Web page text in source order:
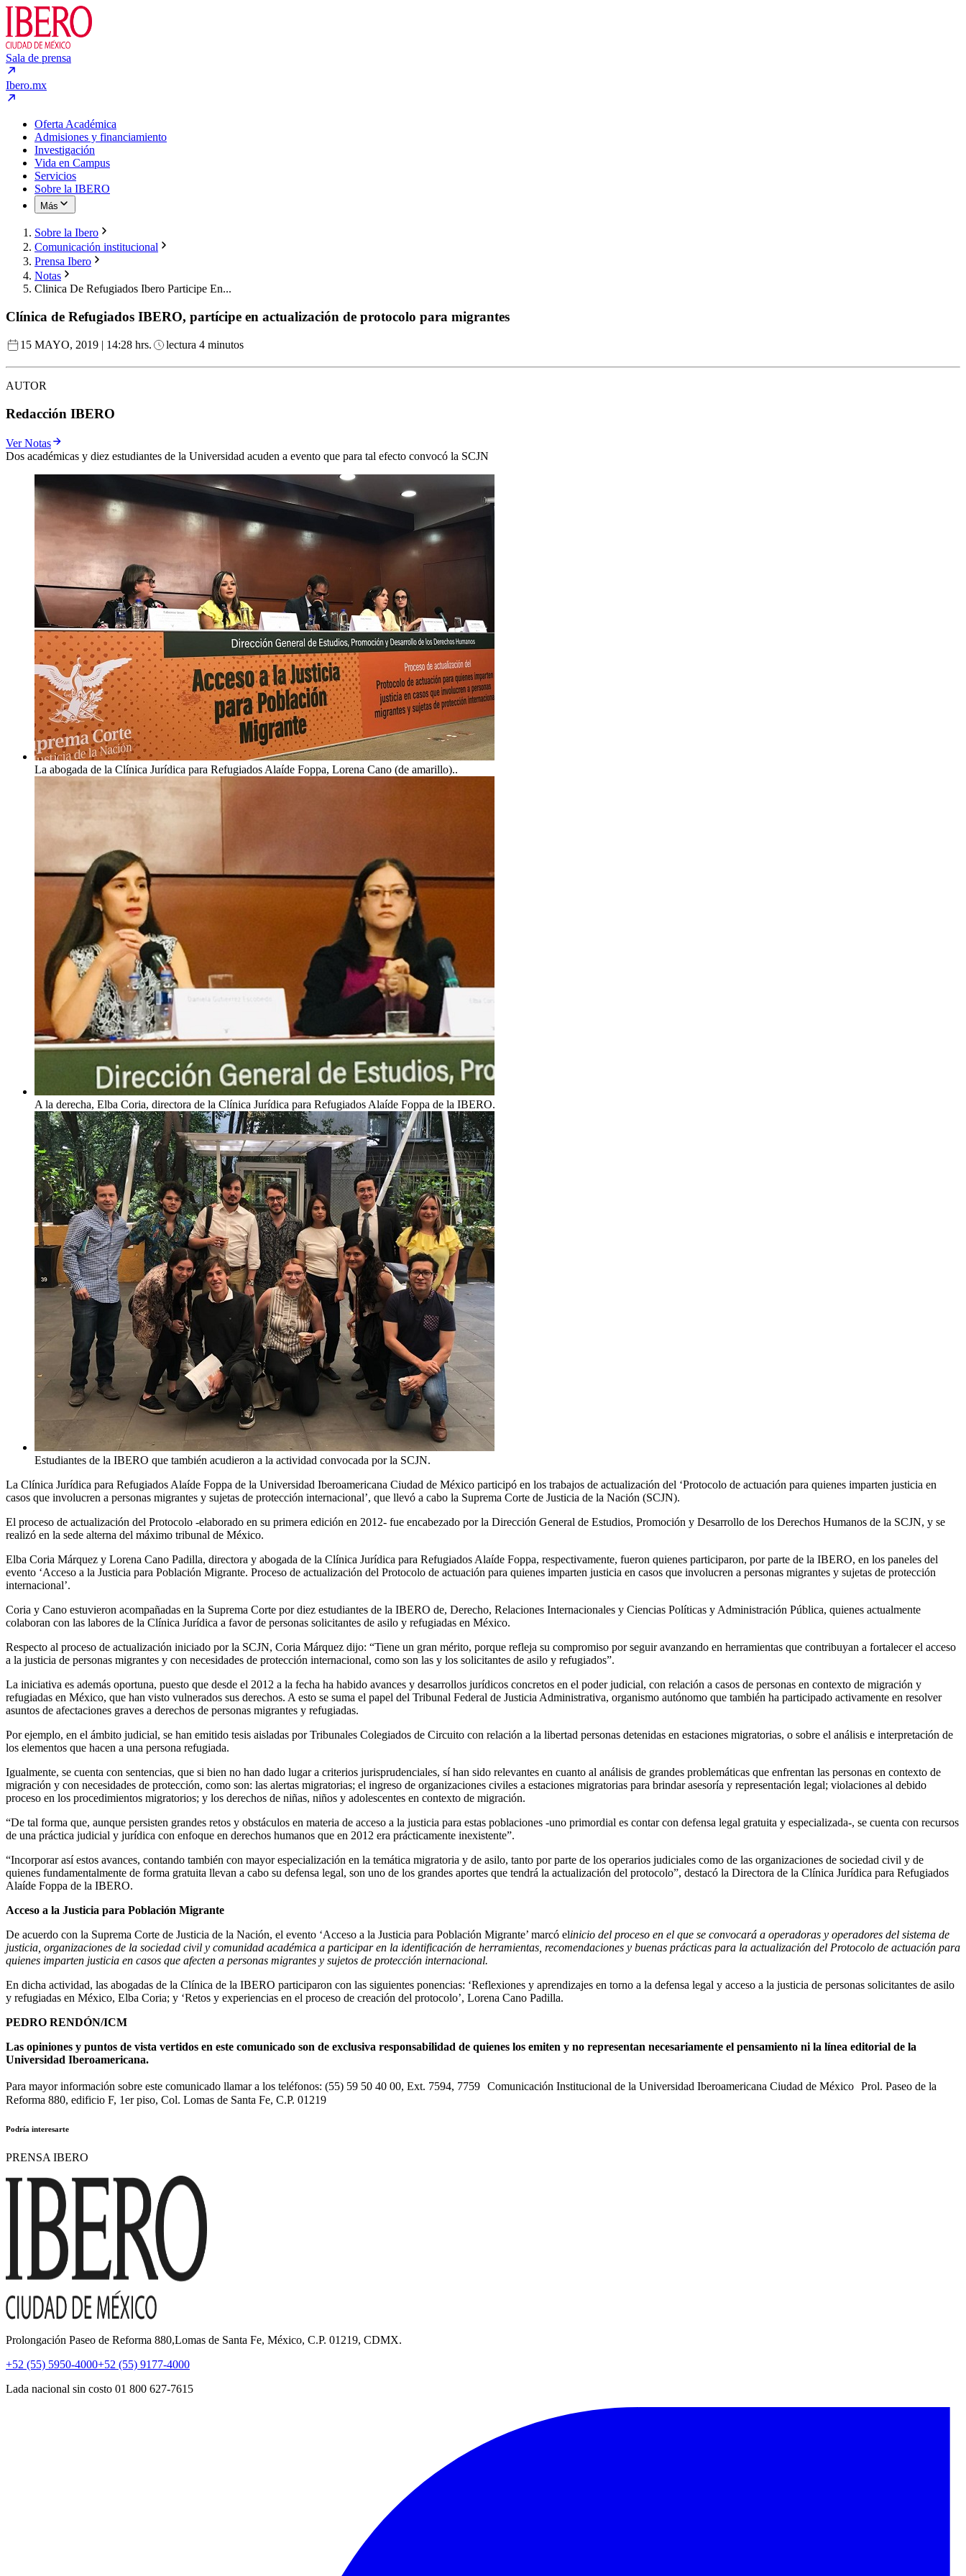
Sala de prensa
Ibero.mx
Oferta Académica
Admisiones y financiamiento
Investigación
Vida en Campus
Servicios
Sobre la IBERO
Más
Sobre la Ibero
Comunicación institucional
Prensa Ibero
Notas
Clinica De Refugiados Ibero Participe En...
Clínica de Refugiados IBERO, partícipe en actualización de protocolo para migrantes
15 MAYO, 2019 | 14:28 hrs. lectura 4 minutos
AUTOR
Redacción IBERO
Ver Notas
Dos académicas y diez estudiantes de la Universidad acuden a evento que para tal efecto convocó la SCJN
La abogada de la Clínica Jurídica para Refugiados Alaíde Foppa, Lorena Cano (de amarillo)..
A la derecha, Elba Coria, directora de la Clínica Jurídica para Refugiados Alaíde Foppa de la IBERO.
Estudiantes de la IBERO que también acudieron a la actividad convocada por la SCJN.
La Clínica Jurídica para Refugiados Alaíde Foppa de la Universidad Iberoamericana Ciudad de México participó en los trabajos de actualización del ‘Protocolo de actuación para quienes imparten justicia en
casos que involucren a personas migrantes y sujetas de protección internacional’, que llevó a cabo la Suprema Corte de Justicia de la Nación (SCJN).
El proceso de actualización del Protocolo -elaborado en su primera edición en 2012- fue encabezado por la Dirección General de Estudios, Promoción y Desarrollo de los Derechos Humanos de la SCJN, y se
realizó en la sede alterna del máximo tribunal de México.
Elba Coria Márquez y Lorena Cano Padilla, directora y abogada de la Clínica Jurídica para Refugiados Alaíde Foppa, respectivamente, fueron quienes participaron, por parte de la IBERO, en los paneles del
evento ‘Acceso a la Justicia para Población Migrante. Proceso de actualización del Protocolo de actuación para quienes imparten justicia en casos que involucren a personas migrantes y sujetas de protección
internacional’.
Coria y Cano estuvieron acompañadas en la Suprema Corte por diez estudiantes de la IBERO de, Derecho, Relaciones Internacionales y Ciencias Políticas y Administración Pública, quienes actualmente
colaboran con las labores de la Clínica Jurídica a favor de personas solicitantes de asilo y refugiadas en México.
Respecto al proceso de actualización iniciado por la SCJN, Coria Márquez dijo: “Tiene un gran mérito, porque refleja su compromiso por seguir avanzando en herramientas que contribuyan a fortalecer el acceso
a la justicia de personas migrantes y con necesidades de protección internacional, como son las y los solicitantes de asilo y refugiados”.
La iniciativa es además oportuna, puesto que desde el 2012 a la fecha ha habido avances y desarrollos jurídicos concretos en el poder judicial, con relación a casos de personas en contexto de migración y
refugiadas en México, que han visto vulnerados sus derechos. A esto se suma el papel del Tribunal Federal de Justicia Administrativa, organismo autónomo que también ha participado activamente en resolver
asuntos de afectaciones graves a derechos de personas migrantes y refugiadas.
Por ejemplo, en el ámbito judicial, se han emitido tesis aisladas por Tribunales Colegiados de Circuito con relación a la libertad personas detenidas en estaciones migratorias, o sobre el análisis e interpretación de
los elementos que hacen a una persona refugiada.
Igualmente, se cuenta con sentencias, que si bien no han dado lugar a criterios jurisprudenciales, sí han sido relevantes en cuanto al análisis de grandes problemáticas que enfrentan las personas en contexto de
migración y con necesidades de protección, como son: las alertas migratorias; el ingreso de organizaciones civiles a estaciones migratorias para brindar asesoría y representación legal; violaciones al debido
proceso en los procedimientos migratorios; y los derechos de niñas, niños y adolescentes en contexto de migración.
“De tal forma que, aunque persisten grandes retos y obstáculos en materia de acceso a la justicia para estas poblaciones -uno primordial es contar con defensa legal gratuita y especializada-, se cuenta con recursos
de una práctica judicial y jurídica con enfoque en derechos humanos que en 2012 era prácticamente inexistente”.
“Incorporar así estos avances, contando también con mayor especialización en la temática migratoria y de asilo, tanto por parte de los operarios judiciales como de las organizaciones de sociedad civil y de
quienes fundamentalmente de forma gratuita llevan a cabo su defensa legal, son uno de los grandes aportes que tendrá la actualización del protocolo”, destacó la Directora de la Clínica Jurídica para Refugiados
Alaíde Foppa de la IBERO.
Acceso a la Justicia para Población Migrante
De acuerdo con la Suprema Corte de Justicia de la Nación, el evento ‘Acceso a la Justicia para Población Migrante’ marcó elinicio del proceso en el que se convocará a operadoras y operadores del sistema de
justicia, organizaciones de la sociedad civil y comunidad académica a participar en la identificación de herramientas, recomendaciones y buenas prácticas para la actualización del Protocolo de actuación para
quienes imparten justicia en casos que afecten a personas migrantes y sujetos de protección internacional.
En dicha actividad, las abogadas de la Clínica de la IBERO participaron con las siguientes ponencias: ‘Reflexiones y aprendizajes en torno a la defensa legal y acceso a la justicia de personas solicitantes de asilo
y refugiadas en México, Elba Coria; y ‘Retos y experiencias en el proceso de creación del protocolo’, Lorena Cano Padilla.
PEDRO RENDÓN/ICM
Las opiniones y puntos de vista vertidos en este comunicado son de exclusiva responsabilidad de quienes los emiten y no representan necesariamente el pensamiento ni la línea editorial de la
Universidad Iberoamericana.
Para mayor información sobre este comunicado llamar a los teléfonos: (55) 59 50 40 00, Ext. 7594, 7759 Comunicación Institucional de la Universidad Iberoamericana Ciudad de México Prol. Paseo de la
Reforma 880, edificio F, 1er piso, Col. Lomas de Santa Fe, C.P. 01219
Podría interesarte
PRENSA IBERO
Prolongación Paseo de Reforma 880,Lomas de Santa Fe, México, C.P. 01219, CDMX.
+52 (55) 5950-4000+52 (55) 9177-4000
Lada nacional sin costo 01 800 627-7615